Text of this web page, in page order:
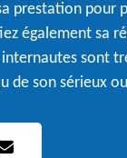
prestation pour
également sa
internautes sont
de son sérieux